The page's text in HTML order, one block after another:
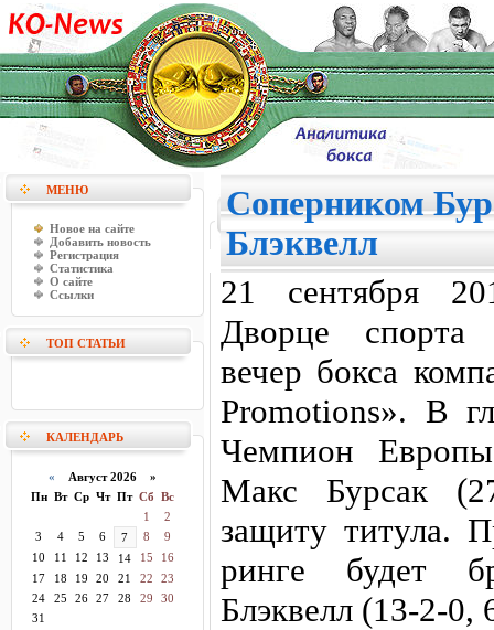
МЕНЮ
Новое на сайте
Добавить новость
Регистрация
Статистика
О сайте
Ссылки
ТОП СТАТЬИ
КАЛЕНДАРЬ
« Август 2026 »
Пн Вт Ср Чт Пт Сб Вс
1
2
3
4 5 6 7 8
9
10
11 12 13 14 15
16
17
18 19 20 21 22
23
24
25 26 27 28 29
30
31
Соперником
Блэквелл
21 сентября
Дворце спорта
вечер бокса
Promotions». В
Чемпион
Макс Бурсак
защиту титула.
ринге будет
Блэквелл (13-2-0,